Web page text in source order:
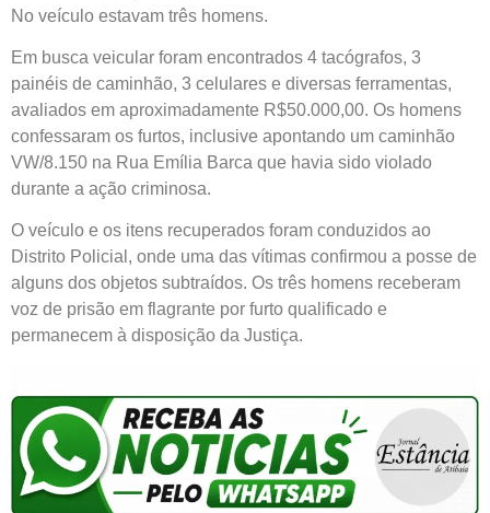
No veículo estavam três homens.
Em busca veicular foram encontrados 4 tacógrafos, 3
painéis de caminhão, 3 celulares e diversas ferramentas,
avaliados em aproximadamente R$50.000,00. Os homens
confessaram os furtos, inclusive apontando um caminhão
VW/8.150 na Rua Emília Barca que havia sido violado
durante a ação criminosa.
O veículo e os itens recuperados foram conduzidos ao
Distrito Policial, onde uma das vítimas confirmou a posse de
alguns dos objetos subtraídos. Os três homens receberam
voz de prisão em flagrante por furto qualificado e
permanecem à disposição da Justiça.